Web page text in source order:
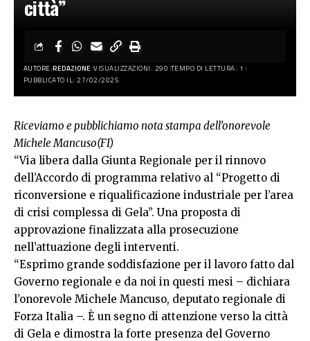
città”
AUTORE:REDAZIONE VISUALIZZAZIONI: 290 TEMPO DI LETTURA: 1
PUBBLICATO IL: 27/02/2025
Riceviamo e pubblichiamo nota stampa dell’onorevole
Michele Mancuso(FI)
“Via libera dalla Giunta Regionale per il rinnovo
dell’Accordo di programma relativo al “Progetto di
riconversione e riqualificazione industriale per l’area
di crisi complessa di Gela”. Una proposta di
approvazione finalizzata alla prosecuzione
nell’attuazione degli interventi.
“Esprimo grande soddisfazione per il lavoro fatto dal
Governo regionale e da noi in questi mesi – dichiara
l’onorevole Michele Mancuso, deputato regionale di
Forza Italia –. È un segno di attenzione verso la città
di Gela e dimostra la forte presenza del Governo